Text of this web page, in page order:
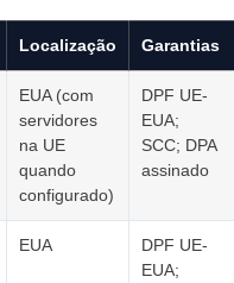
Localização Garantias
EUA (com
servidores
na UE
quando
configurado)
DPF UE-
EUA;
SCC; DPA
assinado
EUA
DPF UE-
EUA;